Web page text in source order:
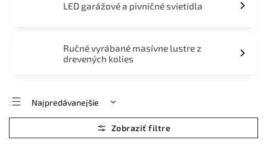
LED garážové a pivničné svietidla
Ručné vyrábané masívne lustre z
drevených kolies
Najpredávanejšie
Najlacnejšie
Najdrahšie